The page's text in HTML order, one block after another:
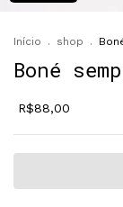
Início . shop .
Boné
R$88,00